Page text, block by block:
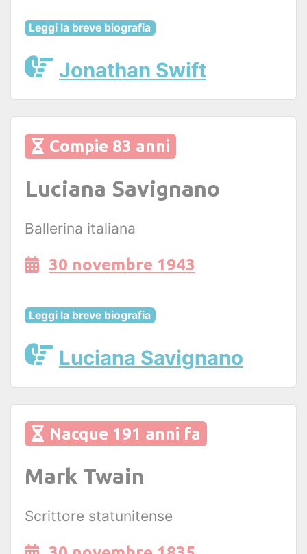
Leggi la breve biografia
Jonathan Swift
Compie 83 anni
Luciana Savignano
Ballerina italiana
30 novembre 1943
Leggi la breve biografia
Luciana Savignano
Nacque 191 anni fa
Mark Twain
Scrittore statunitense